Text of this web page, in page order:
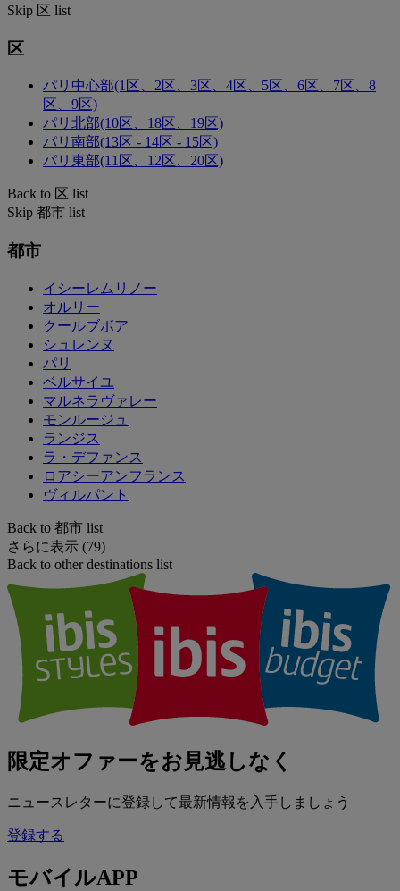
Skip 区 list
区
パリ中心部(1区、2区、3区、4区、5区、6区、7区、8
区、9区)
パリ北部(10区、18区、19区)
パリ南部(13区 - 14区 - 15区)
パリ東部(11区、12区、20区)
Back to 区 list
Skip 都市 list
都市
イシーレムリノー
オルリー
クールブボア
シュレンヌ
パリ
ベルサイユ
マルネラヴァレー
モンルージュ
ランジス
ラ・デファンス
ロアシーアンフランス
ヴィルパント
Back to 都市 list
さらに表示 (79)
Back to other destinations list
限定オファーをお見逃しなく
ニュースレターに登録して最新情報を入手しましょう
登録する
モバイルAPP